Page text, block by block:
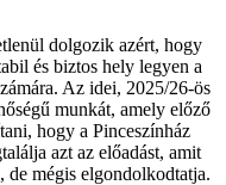
dolgozik azért, hogy
és biztos hely legyen a
Az idei, 2025/26-ös
munkát, amely előző
hogy a Pinceszínház
azt az előadást, amit
de mégis elgondolkodtatja.